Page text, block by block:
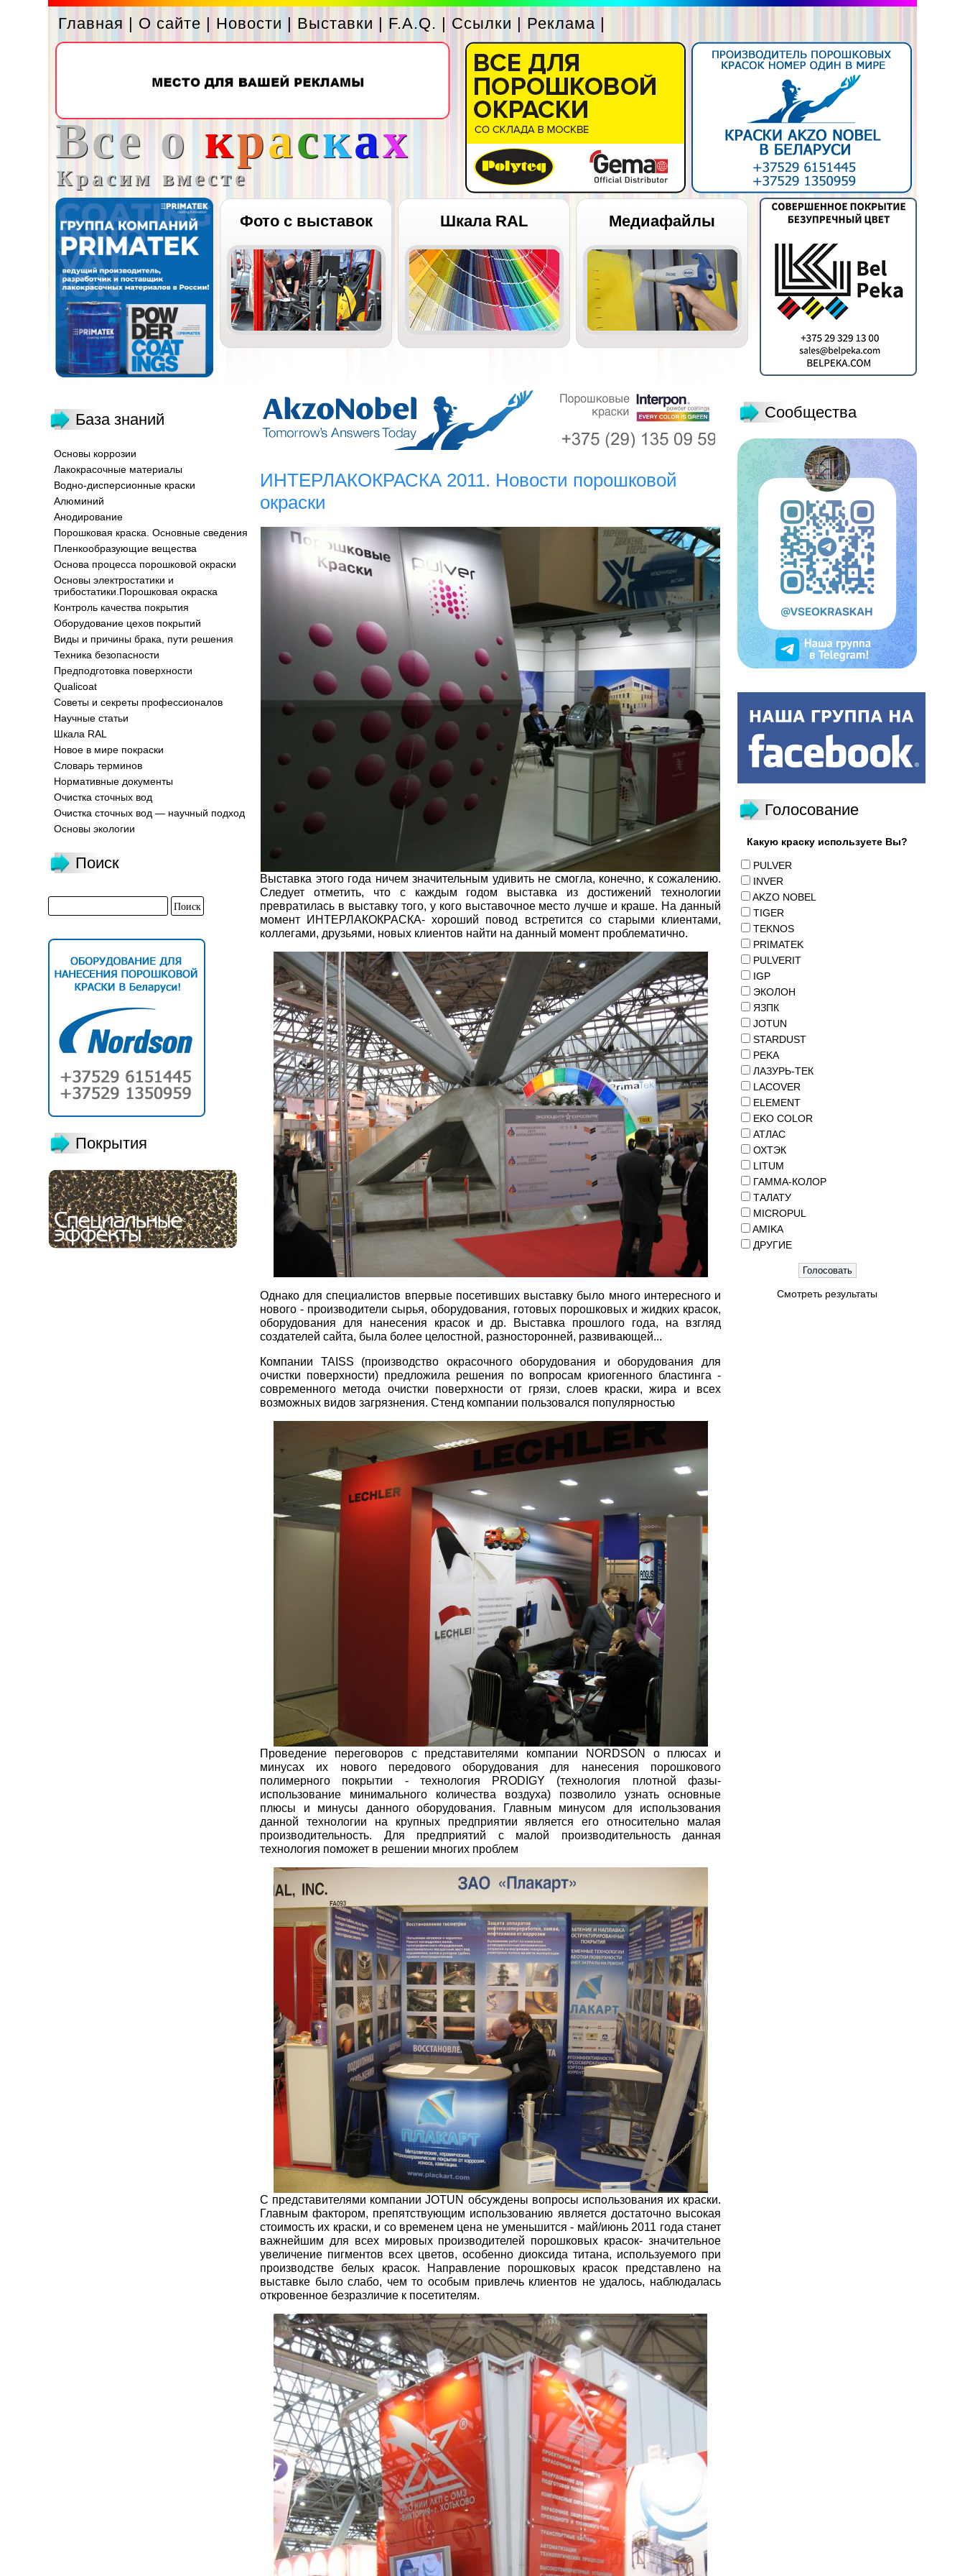
Главная | О сайте | Новости | Выставки | F.A.Q. | Ссылки | Реклама |
Все о красках
Красим вместе
Фото с выставок Шкала RAL Медиафайлы
База знаний
Основы коррозии
Лакокрасочные материалы
Водно-дисперсионные краски
Алюминий
Анодирование
Порошковая краска. Основные сведения
Пленкообразующие вещества
Основа процесса порошковой окраски
Основы электростатики и
трибостатики.Порошковая окраска
Контроль качества покрытия
Оборудование цехов покрытий
Виды и причины брака, пути решения
Техника безопасности
Предподготовка поверхности
Qualicoat
Советы и секреты профессионалов
Научные статьи
Шкала RAL
Новое в мире покраски
Словарь терминов
Нормативные документы
Очистка сточных вод
Очистка сточных вод — научный подход
Основы экологии
Поиск
Покрытия
ИНТЕРЛАКОКРАСКА 2011. Новости порошковой
окраски
Выставка этого года ничем значительным удивить не смогла, конечно, к сожалению.
Следует отметить, что с каждым годом выставка из достижений технологии
превратилась в выставку того, у кого выставочное место лучше и краше. На данный
момент ИНТЕРЛАКОКРАСКА- хороший повод встретится со старыми клиентами,
коллегами, друзьями, новых клиентов найти на данный момент проблематично.
Однако для специалистов впервые посетивших выставку было много интересного и
нового - производители сырья, оборудования, готовых порошковых и жидких красок,
оборудования для нанесения красок и др. Выставка прошлого года, на взгляд
создателей сайта, была более целостной, разносторонней, развивающей...
Компании TAISS (производство окрасочного оборудования и оборудования для
очистки поверхности) предложила решения по вопросам криогенного бластинга -
современного метода очистки поверхности от грязи, слоев краски, жира и всех
возможных видов загрязнения. Стенд компании пользовался популярностью
Проведение переговоров с представителями компании NORDSON о плюсах и
минусах их нового передового оборудования для нанесения порошкового
полимерного покрытии - технология PRODIGY (технология плотной фазы-
использование минимального количества воздуха) позволило узнать основные
плюсы и минусы данного оборудования. Главным минусом для использования
данной технологии на крупных предприятии является его относительно малая
производительность. Для предприятий с малой производительность данная
технология поможет в решении многих проблем
С представителями компании JOTUN обсуждены вопросы использования их краски.
Главным фактором, препятствующим использованию является достаточно высокая
стоимость их краски, и со временем цена не уменьшится - май/июнь 2011 года станет
важнейшим для всех мировых производителей порошковых красок- значительное
увеличение пигментов всех цветов, особенно диоксида титана, используемого при
производстве белых красок. Направление порошковых красок представлено на
выставке было слабо, чем то особым привлечь клиентов не удалось, наблюдалась
откровенное безразличие к посетителям.
Сообщества
Голосование
Какую краску используете Вы?
PULVER
INVER
AKZO NOBEL
TIGER
TEKNOS
PRIMATEK
PULVERIT
IGP
ЭКОЛОН
ЯЗПК
JOTUN
STARDUST
PEKA
ЛАЗУРЬ-ТЕК
LACOVER
ELEMENT
EKO COLOR
АТЛАС
ОХТЭК
LITUM
ГАММА-КОЛОР
ТАЛАТУ
MICROPUL
AMIKA
ДРУГИЕ
Смотреть результаты